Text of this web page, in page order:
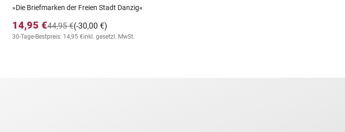
»Die Briefmarken der Freien Stadt Danzig«
14,95 € (-30,00 €)
44,95 €
30-Tage-Bestpreis: 14,95 €inkl. gesetzl. MwSt.